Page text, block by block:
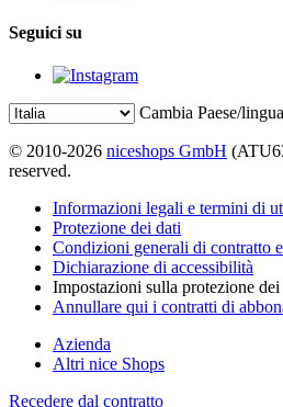
Seguici su
Cambia Paese/lingua
© 2010-2026 niceshops GmbH
reserved.
Informazioni legali e termini di
Protezione dei dati
Condizioni generali di contratto
Dichiarazione di accessibilità
Impostazioni sulla protezione dei
Annullare qui i contratti di
Azienda
Altri nice Shops
Recedere dal contratto